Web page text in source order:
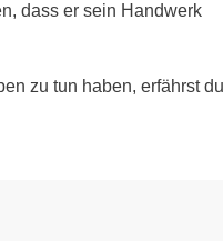
dass er sein Handwerk
zu tun haben, erfährst du